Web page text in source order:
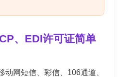
、EDI许可证简单
动网短信、彩信、106通道、